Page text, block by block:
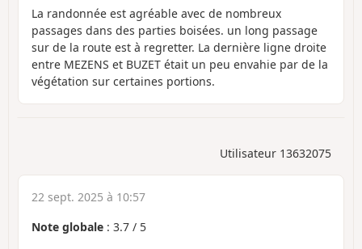
La randonnée est agréable avec de nombreux
passages dans des parties boisées. un long passage
sur de la route est à regretter. La dernière ligne droite
entre MEZENS et BUZET était un peu envahie par de la
végétation sur certaines portions.
Utilisateur 13632075
22 sept. 2025 à 10:57
Note globale : 3.7 / 5